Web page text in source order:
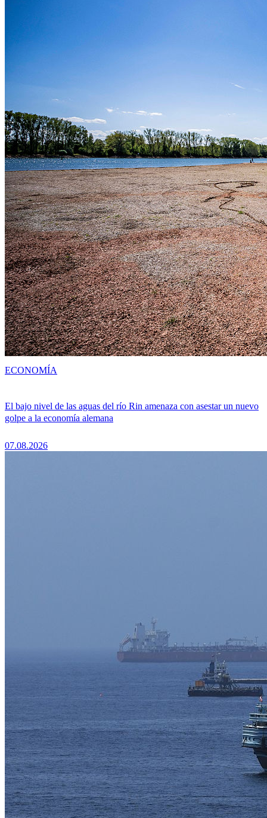
El bajo nivel de las aguas del río Rin amenaza con asestar un nuevo
golpe a la economía alemana
07.08.2026
ECONOMÍA